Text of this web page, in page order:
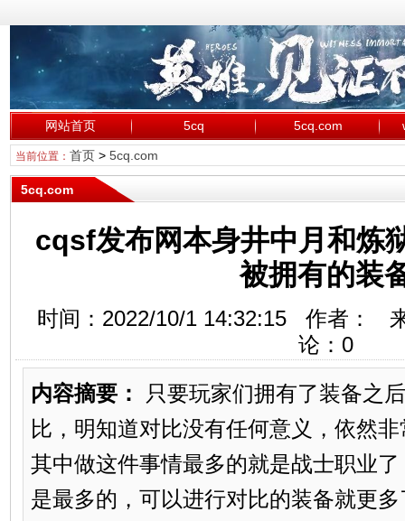
网站首页 5cq 5cq.com
当前位置： 首页> 5cq.com
5cq.com
cqsf发布网本身井中月和炼
被拥有的装
时间：2022/10/1 14:32:15 作者：
论： 0
内容摘要：
只要玩家们拥有了装备之
比，明知道对比没有任何意义，依然
其中做这件事情最多的就是战士职业
是最多的，可以进行对比的装备就更